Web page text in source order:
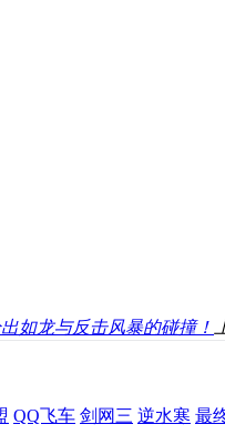
如龙与反击风暴的碰撞！
QQ飞车 剑网三 逆水寒 最